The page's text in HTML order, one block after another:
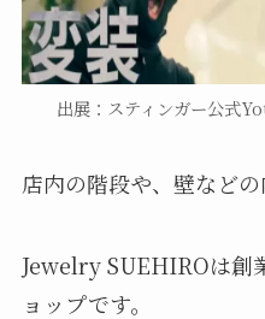
出展：スティンガー公式
店内の階段や、壁などの
Jewelry SUEHIROは創
ョップです。